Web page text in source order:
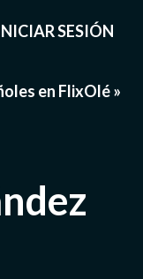
SESIÓN
en FlixOlé»